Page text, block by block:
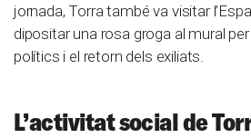
jornada, Torra també va visitar
dipositar una rosa groga al mural
polítics i el retorn dels exiliats.
L’activitat social de